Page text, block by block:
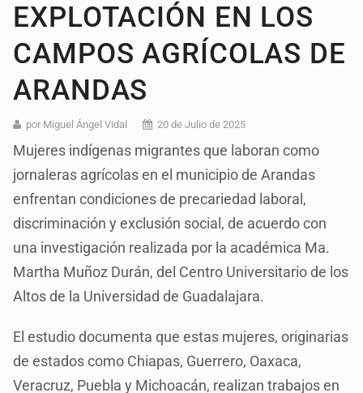
EXPLOTACIÓN EN LOS
CAMPOS AGRÍCOLAS DE
ARANDAS
por Miguel Ángel Vidal 20 de Julio de 2025
Mujeres indígenas migrantes que laboran como
jornaleras agrícolas en el municipio de Arandas
enfrentan condiciones de precariedad laboral,
discriminación y exclusión social, de acuerdo con
una investigación realizada por la académica Ma.
Martha Muñoz Durán, del Centro Universitario de los
Altos de la Universidad de Guadalajara.
El estudio documenta que estas mujeres, originarias
de estados como Chiapas, Guerrero, Oaxaca,
Veracruz, Puebla y Michoacán, realizan trabajos en